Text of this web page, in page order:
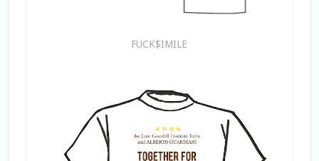
FUCK$IMILE